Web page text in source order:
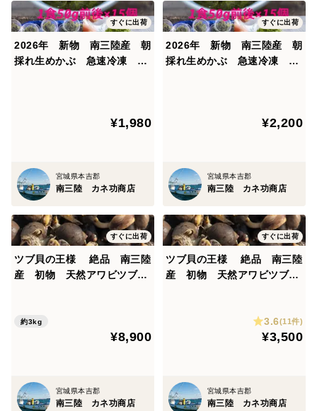
すぐに出荷
2026年 新物 南三陸産 朝
採れ生めかぶ 急速冷凍 完
¥1,980
宮城県本吉郡
南三陸 カネ功商店
すぐに出荷
2026年 新物 南三陸産 朝
採れ生めかぶ 急速冷凍 完
¥2,200
宮城県本吉郡
南三陸 カネ功商店
すぐに出荷
ツブ貝の王様 絶品 南三陸
産 初物 天然アワビツブ
約3kg
¥8,900
宮城県本吉郡
南三陸 カネ功商店
すぐに出荷
ツブ貝の王様 絶品 南三陸
産 初物 天然アワビツブ
3.6(11件)
¥3,500
宮城県本吉郡
南三陸 カネ功商店